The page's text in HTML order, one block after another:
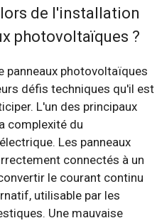
de l'installation
photovoltaïques ?
panneaux photovoltaïques
défis techniques qu'il est
L'un des principaux
complexité du
Les panneaux
connectés à un
le courant continu
utilisable par les
Une mauvaise